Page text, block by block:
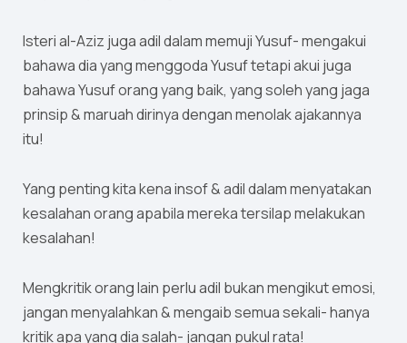
Isteri al-Aziz juga adil dalam memuji Yusuf- mengakui
bahawa dia yang menggoda Yusuf tetapi akui juga
bahawa Yusuf orang yang baik, yang soleh yang jaga
prinsip & maruah dirinya dengan menolak ajakannya
itu!
Yang penting kita kena insof & adil dalam menyatakan
kesalahan orang apabila mereka tersilap melakukan
kesalahan!
Mengkritik orang lain perlu adil bukan mengikut emosi,
jangan menyalahkan & mengaib semua sekali- hanya
kritik apa yang dia salah- jangan pukul rata!